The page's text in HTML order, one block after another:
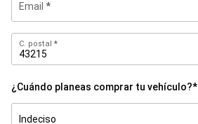
Email
C. postal C.
¿Cuándo planeas comprar tu vehículo?*
¿Cuándo
planeas